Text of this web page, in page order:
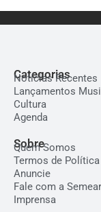
Categorias
Notícias Recentes
Lançamentos
Cultura
Agenda
Sobre
Quem Somos
Termos de
Anuncie
Fale com a
Imprensa